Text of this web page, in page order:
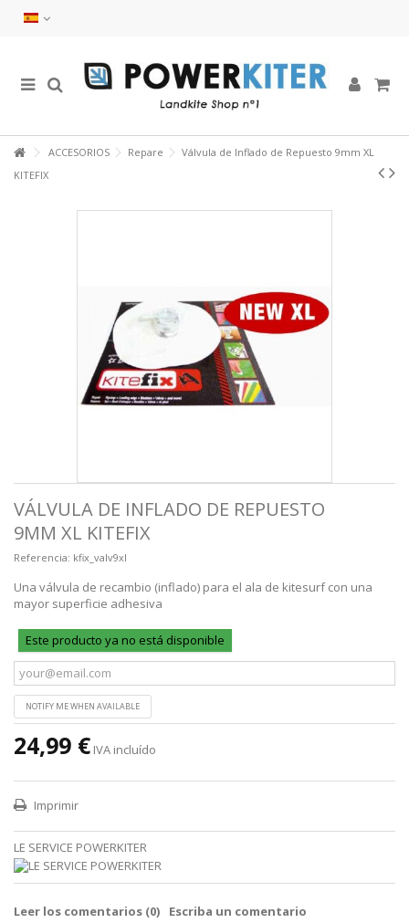
ACCESORIOS Repare
Válvula de Inflado de Repuesto 9mm XL
KITEFIX
VÁLVULA DE INFLADO DE REPUESTO
9MM XL KITEFIX
Referencia: kfix_valv9xl
Una válvula de recambio (inflado) para el ala de kitesurf con una
mayor superficie adhesiva
Este producto ya no está disponible
NOTIFY ME WHEN AVAILABLE
24,99 € IVA incluído
Imprimir
LE SERVICE POWERKITER
Leer los comentarios (0) Escriba un comentario